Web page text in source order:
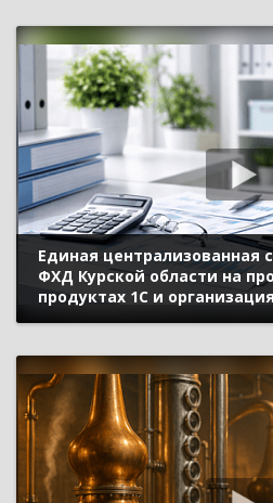
«Технологии ОФС»)
Единая централизованная
ФХД Курской области на
продуктах 1С и
2023 г., Жеребцов Сергей,
бюджетного учет